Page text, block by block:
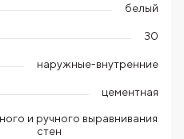
белый
30
наружные-внутренние
цементная
и ручного выравнивания
стен